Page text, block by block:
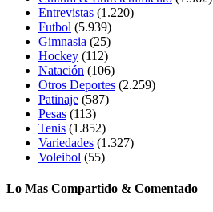
Entrevistas (1.220)
Futbol (5.939)
Gimnasia (25)
Hockey (112)
Natación (106)
Otros Deportes (2.259)
Patinaje (587)
Pesas (113)
Tenis (1.852)
Variedades (1.327)
Voleibol (55)
Lo Mas Compartido & Comentado